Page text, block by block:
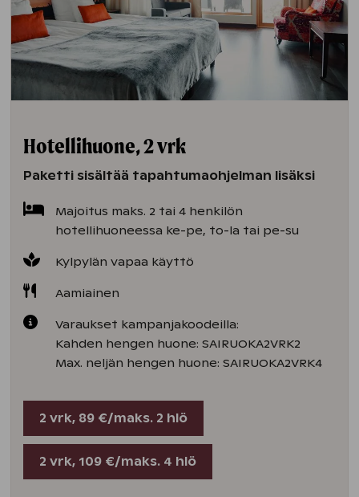
Hotellihuone, 2 vrk
Paketti sisältää tapahtumaohjelman lisäksi
Majoitus maks. 2 tai 4 henkilön
hotellihuoneessa ke-pe, to-la tai pe-su
Kylpylän vapaa käyttö
Aamiainen
Varaukset kampanjakoodeilla:
Kahden hengen huone: SAIRUOKA2VRK2
Max. neljän hengen huone: SAIRUOKA2VRK4
2 vrk, 89 €/maks. 2 hlö
2 vrk, 109 €/maks. 4 hlö